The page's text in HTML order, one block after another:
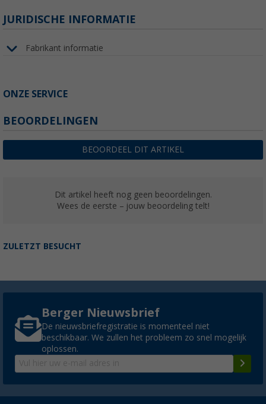
JURIDISCHE INFORMATIE
Fabrikant informatie
ONZE SERVICE
BEOORDELINGEN
BEOORDEEL DIT ARTIKEL
Dit artikel heeft nog geen beoordelingen.
Wees de eerste – jouw beoordeling telt!
ZULETZT BESUCHT
Berger Nieuwsbrief
De nieuwsbriefregistratie is momenteel niet
beschikbaar. We zullen het probleem zo snel mogelijk
oplossen.